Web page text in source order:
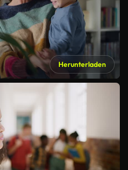
Herunterladen